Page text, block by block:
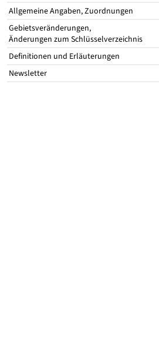
Allgemeine Angaben, Zuordnungen
Gebietsveränderungen,
Änderungen zum Schlüsselverzeichnis
Definitionen und Erläuterungen
Newsletter